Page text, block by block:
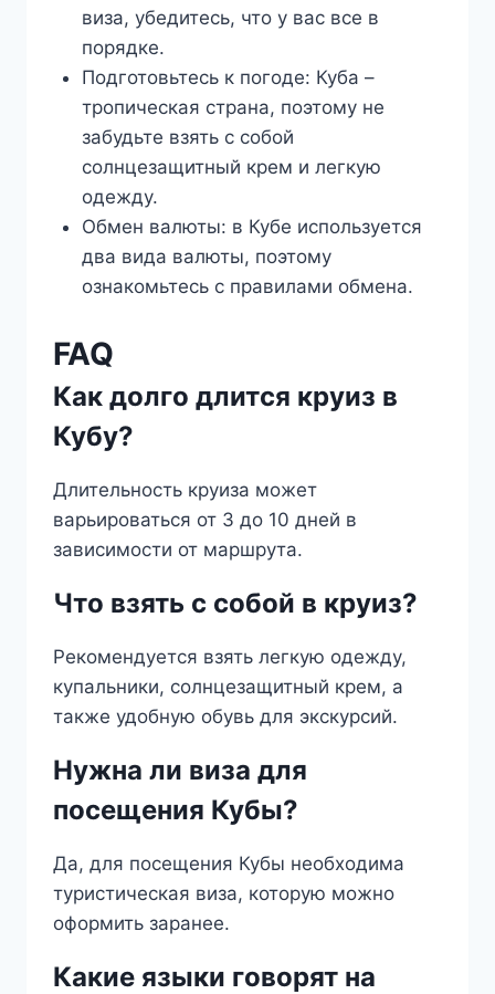
виза, убедитесь, что у вас все в
порядке.
Подготовьтесь к погоде: Куба –
тропическая страна, поэтому не
забудьте взять с собой
солнцезащитный крем и легкую
одежду.
Обмен валюты: в Кубе используется
два вида валюты, поэтому
ознакомьтесь с правилами обмена.
FAQ
Как долго длится круиз в
Кубу?
Длительность круиза может
варьироваться от 3 до 10 дней в
зависимости от маршрута.
Что взять с собой в круиз?
Рекомендуется взять легкую одежду,
купальники, солнцезащитный крем, а
также удобную обувь для экскурсий.
Нужна ли виза для
посещения Кубы?
Да, для посещения Кубы необходима
туристическая виза, которую можно
оформить заранее.
Какие языки говорят на